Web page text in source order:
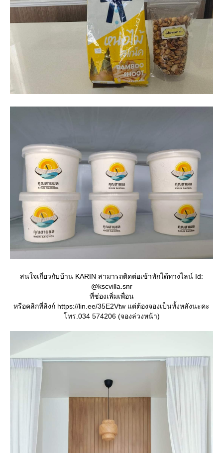
สนใจเกี่ยวกับบ้าน KARIN สามารถติดต่อเข้าพักได้ทางไลน์ Id:
@kscvilla.snr
ที่ช่องเพิ่มเพื่อน
หรือคลิกที่ลิงก์ https://lin.ee/35E2Vtw แต่ต้องจองเป็นทั้งหลังนะคะ
ทร.034 574206 (จองล่วงหน้า)